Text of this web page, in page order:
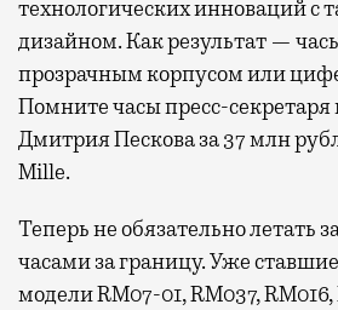
технологических инноваций с
дизайном. Как результат —
прозрачным корпусом или
Помните часы пресс-секретаря
Дмитрия Пескова за 37 млн
Mille.
Теперь не обязательно летать
часами за границу. Уже
модели RM07-01, RM037,